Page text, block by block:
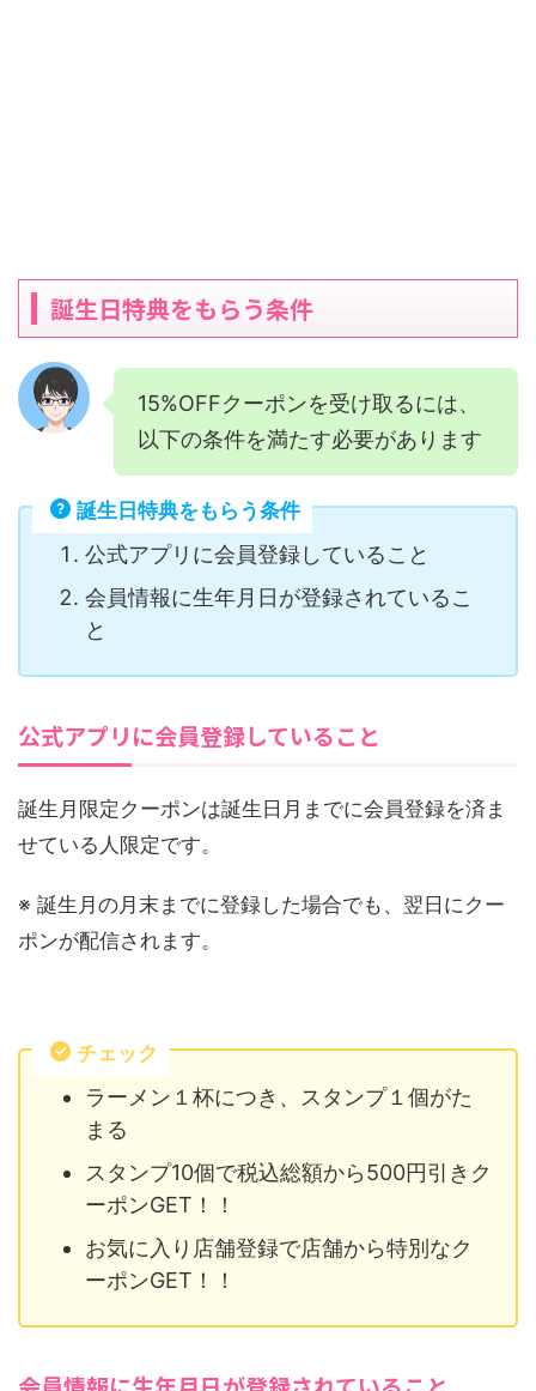
誕生日特典をもらう条件
15%OFFクーポンを受け取るには、
以下の条件を満たす必要があります
誕生日特典をもらう条件
公式アプリに会員登録していること
会員情報に生年月日が登録されているこ
と
公式アプリに会員登録していること
誕生月限定クーポンは誕生日月までに会員登録を済ま
せている人限定です。
※ 誕生月の月末までに登録した場合でも、翌日にクー
ポンが配信されます。
チェック
ラーメン１杯につき、スタンプ１個がた
まる
スタンプ10個で税込総額から500円引きク
ーポンGET！！
お気に入り店舗登録で店舗から特別なク
ーポンGET！！